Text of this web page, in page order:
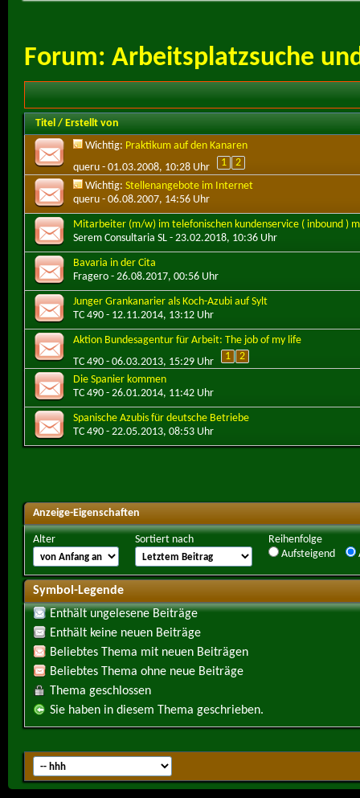
Forum: Arbeitsplatzsuche
Titel / Erstellt von
Wichtig: Praktikum auf den Kanaren
queru - 01.03.2008, 10:28 Uhr 1
2
Wichtig: Stellenangebote im Internet
queru - 06.08.2007, 14:56 Uhr
Mitarbeiter (m/w) im telefonischen kundenservice ( inbound )
Serem Consultaria SL - 23.02.2018, 10:36 Uhr
Bavaria in der Cita
Fragero - 26.08.2017, 00:56 Uhr
Junger Grankanarier als Koch-Azubi auf Sylt
TC 490 - 12.11.2014, 13:12 Uhr
Aktion Bundesagentur für Arbeit: The job of my life
TC 490 - 06.03.2013, 15:29 Uhr 1
2
Die Spanier kommen
TC 490 - 26.01.2014, 11:42 Uhr
Spanische Azubis für deutsche Betriebe
TC 490 - 22.05.2013, 08:53 Uhr
Anzeige-Eigenschaften
Alter Sortiert nach
Reihenfolge
Aufsteigend
Symbol-Legende
Enthält ungelesene Beiträge
Enthält keine neuen Beiträge
Beliebtes Thema mit neuen Beiträgen
Beliebtes Thema ohne neue Beiträge
Thema geschlossen
Sie haben in diesem Thema geschrieben.